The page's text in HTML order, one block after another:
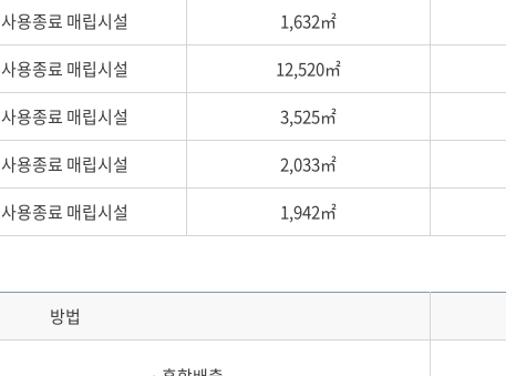
사용종료 매립시설
1,632㎡
사용종료 매립시설
12,520㎡
사용종료 매립시설
3,525㎡
사용종료 매립시설
2,033㎡
사용종료 매립시설 1,942㎡
방법